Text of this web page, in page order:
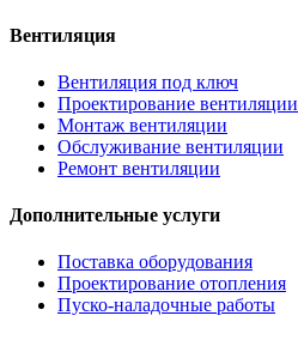
Вентиляция
Вентиляция под ключ
Проектирование вентиляции
Монтаж вентиляции
Обслуживание вентиляции
Ремонт вентиляции
Дополнительные услуги
Поставка оборудования
Проектирование отопления
Пуско-наладочные работы